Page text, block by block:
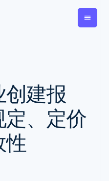
入
费
定期
增值
Global
Payouts
向第三
方打款
Crypto
程
市场
案
建报
、定价
性